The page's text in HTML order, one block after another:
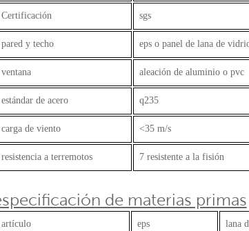
Certificación sgs
pared y techo eps o panel de lana de
ventana aleación de aluminio o pvc
estándar de acero q235
carga de viento <35 m/s
resistencia a terremotos 7 resistente a la fisión
de materias primas
artículo eps lana